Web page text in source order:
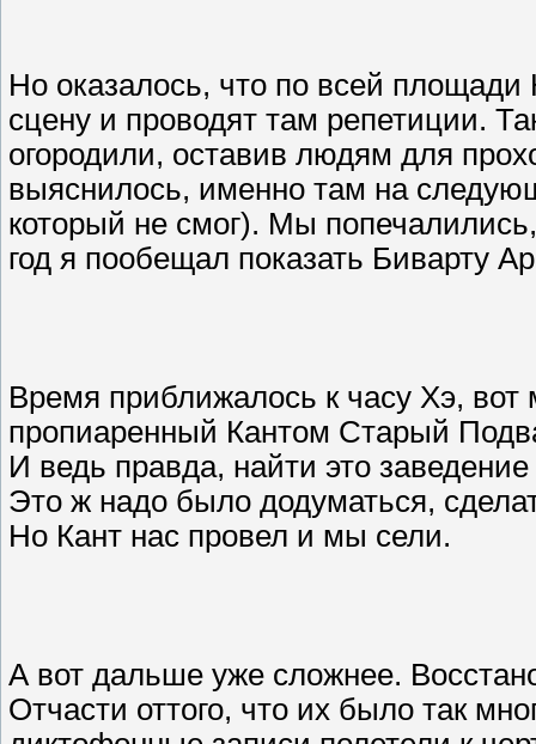
Но оказалось, что по всей
сцену и проводят там репетиции.
огородили, оставив людям для
выяснилось, именно там на
который не смог). Мы
год я пообещал показать Биварту
Время приближалось к часу Хэ,
пропиаренный Кантом Старый
И ведь правда, найти это
Это ж надо было додуматься,
Но Кант нас провел и мы сели.
А вот дальше уже сложнее.
Отчасти оттого, что их было так